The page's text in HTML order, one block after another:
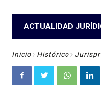
ACTUALIDAD
Inicio Histórico